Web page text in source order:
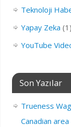
Teknoloji
Yapay Zeka (1)
YouTube
Son Yazılar
Trueness
Canadian